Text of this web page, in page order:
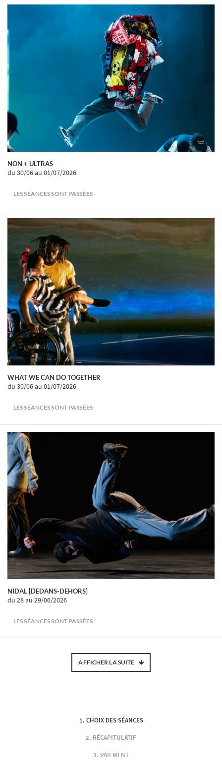
NON + ULTRAS
du 30/06au 01/07/2026
LES SÉANCES SONT PASSÉES
WHAT WE CAN DO TOGETHER
du 30/06au 01/07/2026
LES SÉANCES SONT PASSÉES
NIDAL [DEDANS-DEHORS]
du 28au 29/06/2026
LES SÉANCES SONT PASSÉES
AFFICHER LA SUITE
CHOIX DES SÉANCES
RÉCAPITULATIF
PAIEMENT